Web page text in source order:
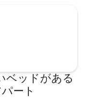
で
ら
移
空
ア
ガ
ス
ベッドがある
ート